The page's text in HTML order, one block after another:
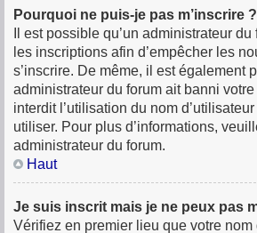
Pourquoi ne puis-je pas m’inscrire ?
Il est possible qu’un administrateur
les inscriptions afin d’empêcher les
s’inscrire. De même, il est également
administrateur du forum ait banni
interdit l’utilisation du nom
utiliser. Pour plus d’informations,
administrateur du forum.
Haut
Je suis inscrit mais je ne peux pas
Vérifiez en premier lieu que votre nom